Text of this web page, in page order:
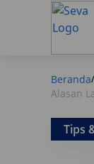
Beranda/
Alasan
Tips